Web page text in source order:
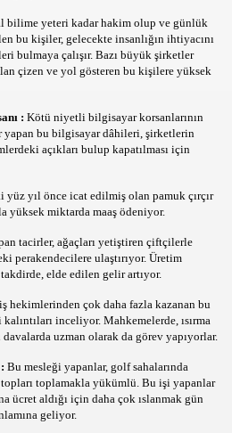
bilime yeteri kadar hakim olup ve günlük
bu kişiler, gelecekte insanlığın ihtiyacını
bulmaya çalışır. Bazı büyük şirketler
çizen ve yol gösteren bu kişilere yüksek
: Kötü niyetli bilgisayar korsanlarının
bu bilgisayar dâhileri, şirketlerin
açıkları bulup kapatılması için
yüz yıl önce icat edilmiş olan pamuk çırçır
yüksek miktarda maaş ödeniyor.
tacirler, ağaçları yetiştiren çiftçilerle
perakendecilere ulaştırıyor. Üretim
elde edilen gelir artıyor.
hekimlerinden çok daha fazla kazanan bu
inceliyor. Mahkemelerde, ısırma
davalarda uzman olarak da görev yapıyorlar.
Bu mesleği yapanlar, golf sahalarında
toplamakla yükümlü. Bu işi yapanlar
ücret aldığı için daha çok ıslanmak gün
geliyor.